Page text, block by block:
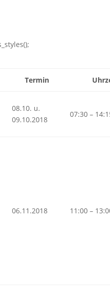
Termin
08.10. u.
09.10.2018
07:30 –
06.11.2018 11:00 –